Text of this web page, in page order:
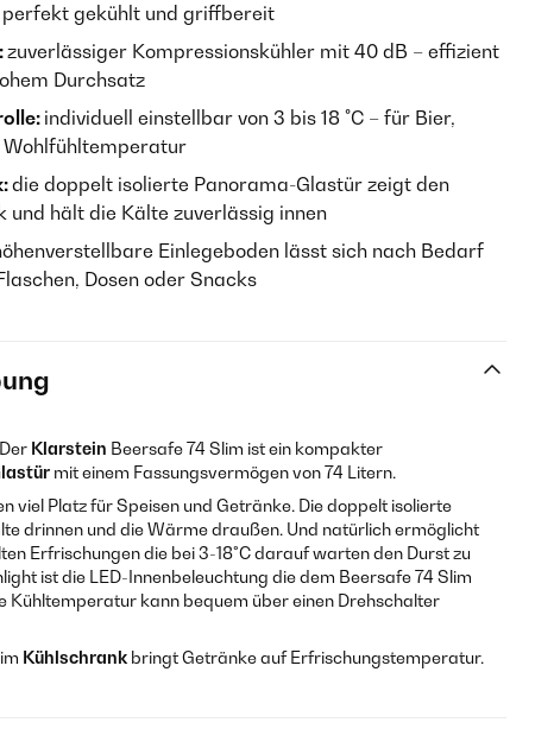
gekühlt und griffbereit
zuverlässiger Kompressionskühler mit 40 dB – effizient
Durchsatz
individuell einstellbar von 3 bis 18 °C – für Bier,
die doppelt isolierte Panorama-Glastür zeigt den
und hält die Kälte zuverlässig innen
Einlegeboden lässt sich nach Bedarf
Dosen oder Snacks
Klarstein Beersafe 74 Slim ist ein kompakter
mit einem Fassungsvermögen von 74 Litern.
viel Platz für Speisen und Getränke. Die doppelt isolierte
drinnen und die Wärme draußen. Und natürlich ermöglicht
Erfrischungen die bei 3-18°C darauf warten den Durst zu
ist die LED-Innenbeleuchtung die dem Beersafe 74 Slim
Kühltemperatur kann bequem über einen Drehschalter
Kühlschrank bringt Getränke auf Erfrischungstemperatur.